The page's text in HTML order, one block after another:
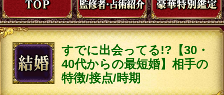
【岡井浄幸の驚くほど当たる結婚鑑定】あな
たはもう運命の相手に出会っている可能性が
高いのです。その相手を見逃さないよう、そ
の人の容姿や特徴、二人の関係が進展してい
く時期までを詳細にお調べしましょう。知る
だけであなたの日常が大きく変わりますよ。